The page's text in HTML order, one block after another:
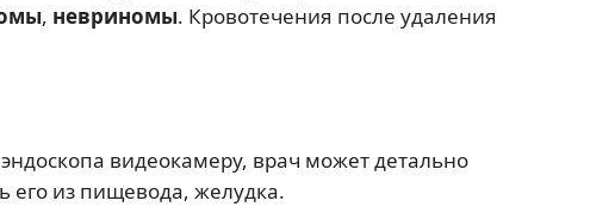
, невриномы. Кровотечения после удаления
видеокамеру, врач может детально
его из пищевода, желудка.